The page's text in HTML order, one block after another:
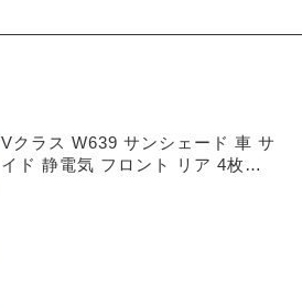
Vクラス W639 サンシェード 車 サ
イド 静電気 フロント リア 4枚セ